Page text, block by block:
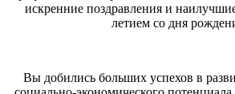
искренние поздравления и
летием со дня
Вы добились больших успехов в